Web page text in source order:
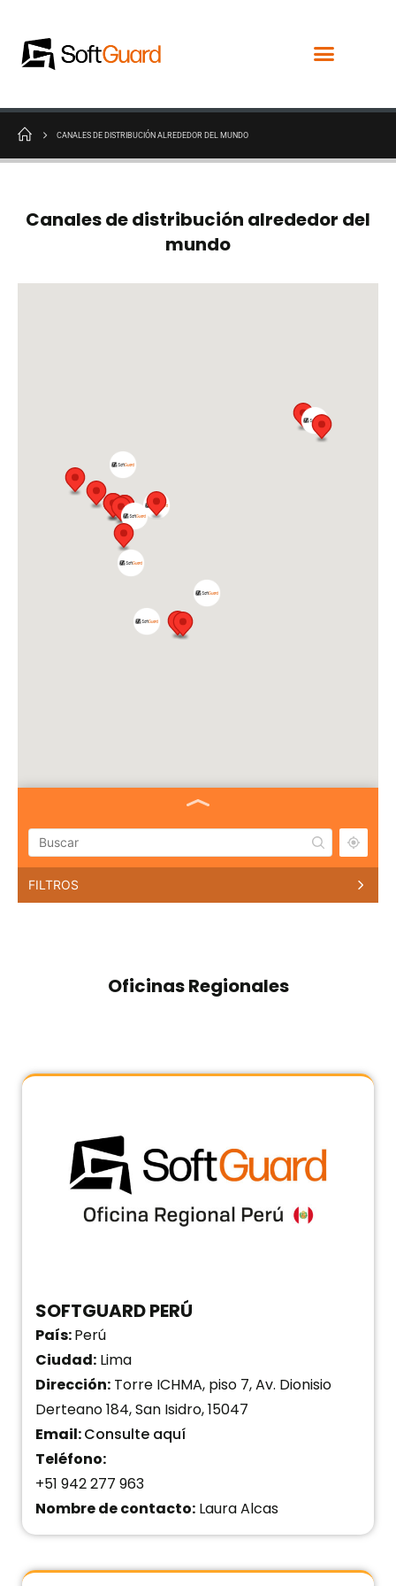
CANALES DE DISTRIBUCIÓN ALREDEDOR DEL MUNDO
Canales de distribución alrededor del
mundo
FILTROS
+541141363000
+34612407769
Calle 130 A # 58 A - 29 Of 4 Piso -
Colombia
+573102988294
SOFTGUARD PERÚ
SOFTGUARD BRASIL
Oficinas · R. Treze de Maio, 363 - Bela Vista, São
+55 11 98126-2408
SOFTGUARD VENEZUELA
Oficinas ·La Urbina, calle 9 entre calle 6, Edif.
+58 414-2770477
SOFTGUARD CHILE
Oficinas ·
Oficinas Regionales
SOFTGUARD PERÚ
País:Perú
Ciudad: Lima
Dirección: Torre ICHMA, piso 7, Av. Dionisio
Derteano 184, San Isidro, 15047
Email:Consulte aquí
Teléfono:
+51 942 277 963
Nombre de contacto: Laura Alcas